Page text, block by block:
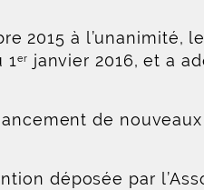
2015 à l’unanimité,
1er
janvier 2016, et a
de nouveaux
déposée par